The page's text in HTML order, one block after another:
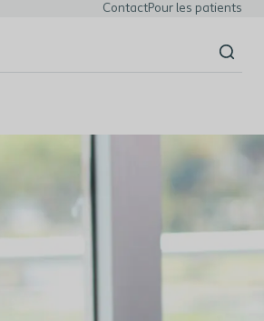
ContactPour les patients